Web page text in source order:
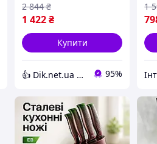
1 422₴
2 844 ₴
Купити
👍 Dik.net.ua - Інтернет магазин 95%
1